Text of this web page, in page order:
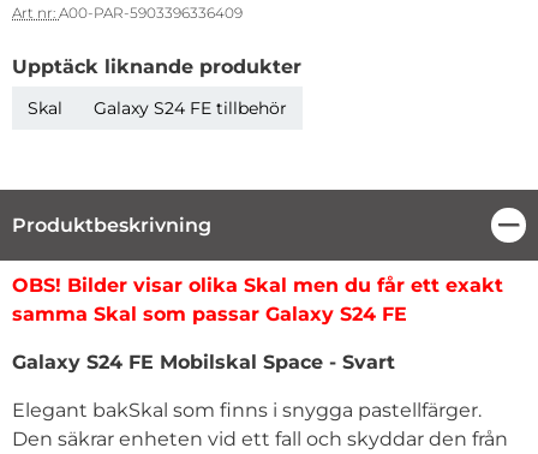
Art nr: A00-PAR-5903396336409
Upptäck liknande produkter
Skal Galaxy S24 FE tillbehör
Produktbeskrivning
Produktbeskrivning
OBS! Bilder visar olika Skal men du får ett exakt
samma Skal som passar Galaxy S24 FE
Galaxy S24 FE Mobilskal Space - Svart
Elegant bakSkal som finns i snygga pastellfärger.
Den säkrar enheten vid ett fall och skyddar den från